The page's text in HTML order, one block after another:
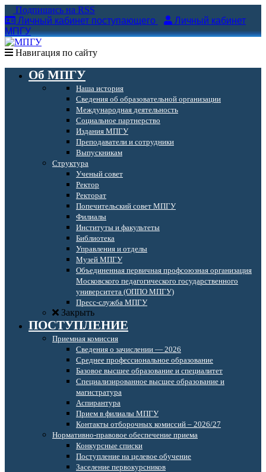
Подпишись на RSS
Личный кабинет поступающего
Личный кабинет
МПГУ
Навигация по сайту
Об МПГУ
Наша история
Сведения об образовательной организации
Международная деятельность
Социальное партнерство
Издания МПГУ
Преподаватели и сотрудники
Выпускникам
Структура
Ученый совет
Ректор
Ректорат
Попечительский совет МПГУ
Филиалы
Институты и факультеты
Библиотека
Управления и отделы
Музей МПГУ
Объединенная первичная профсоюзная организация
Московского педагогического государственного
университета (ОППО МПГУ)
Пресс-служба МПГУ
Закрыть
ПОСТУПЛЕНИЕ
Приемная комиссия
Сведения о зачислении — 2026
Среднее профессиональное образование
Базовое высшее образование и специалитет
Специализированное высшее образование и
магистратура
Аспирантура
Прием в филиалы МПГУ
Контакты отборочных комиссий – 2026/27
Нормативно-правовое обеспечение приема
Конкурсные списки
Поступление на целевое обучение
Заселение первокурсников